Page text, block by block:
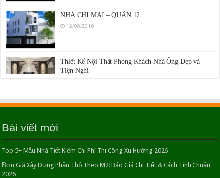
NHÀ CHỊ MAI – QUẬN 12
Thiết Kế Nội Thất Phòng Khách Nhà Ống Đẹp và
Tiện Nghi
NHÀ ANH THÀNH – QUẬN BÌNH TÂN
Thiết kế nội thất đẹp cho căn hộ chung cư nhỏ
26/04/2016
Bài viết mới
Top 5+ Mẫu Nhà Tiết Kiệm Chi Phí Thi Công Xu Hướng 2026
Đơn Giá Xây Dựng Phần Thô Theo M2: Báo Giá Chi Tiết & Cách Tính Chuẩn
2026